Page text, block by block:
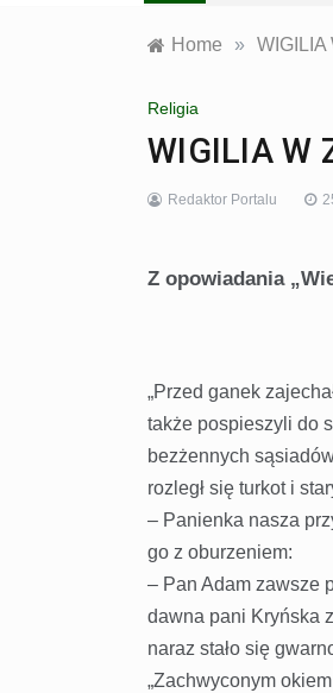
Home »
Religia
WIGILIA W
Redaktor Portalu
Z opowiadania
„Przed ganek
także pospieszyli do
bezżennych
rozległ się turkot i
– Panienka nasza
go z oburzeniem:
– Pan Adam zawsze
dawna pani Kryńska
naraz stało się
„Zachwyconym